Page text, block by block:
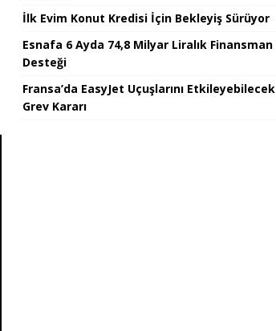
İlk Evim Konut Kredisi İçin Bekleyiş Sürüyor
Esnafa 6 Ayda 74,8 Milyar Liralık Finansman
Desteği
Fransa’da EasyJet Uçuşlarını Etkileyebilecek
Grev Kararı